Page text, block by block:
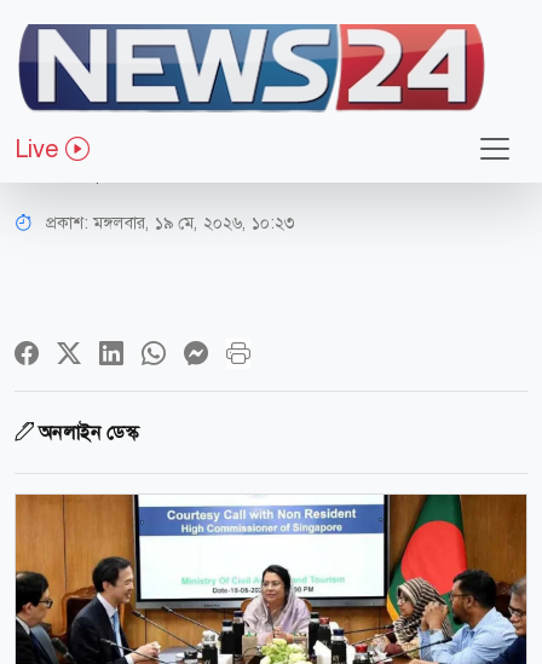
Live
জাতীয়
বিমানবন্দর সেবার আধুনিকায়নে আগ্রহ
সিঙ্গাপুরের
প্রকাশ:মঙ্গলবার, ১৯ মে, ২০২৬, ১০:২৩
অনলাইন ডেস্ক